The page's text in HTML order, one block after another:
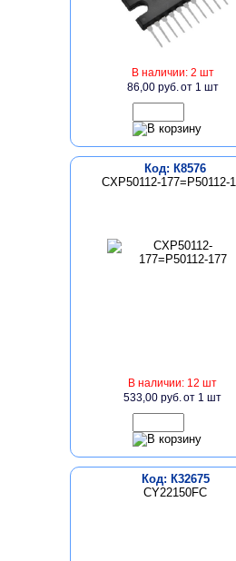
В наличии: 2 шт
86,00 руб.от 1 шт
Код: К8576
CXP50112-177=P50112-
В наличии: 12 шт
533,00 руб.от 1 шт
Код: К32675
CY22150FC